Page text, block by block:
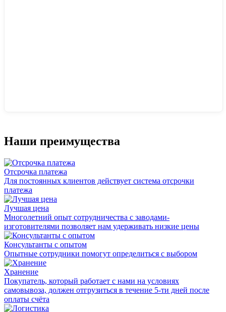
Наши преимущества
Отсрочка платежа
Для постоянных клиентов действует система отсрочки
платежа
Лучшая цена
Многолетний опыт сотрудничества с заводами-
изготовителями позволяет нам удерживать низкие цены
Консультанты с опытом
Опытные сотрудники помогут определиться с выбором
Хранение
Покупатель, который работает с нами на условиях
самовывоза, должен отгрузиться в течение 5-ти дней после
оплаты счёта